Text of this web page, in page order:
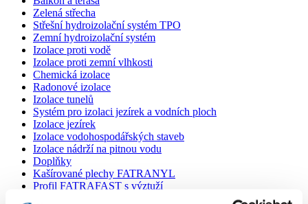
Zelená střecha
Střešní hydroizolační systém TPO
Zemní hydroizolační systém
Izolace proti vodě
Izolace proti zemní vlhkosti
Chemická izolace
Radonové izolace
Izolace tunelů
Systém pro izolaci jezírek a vodních ploch
Izolace jezírek
Izolace vodohospodářských staveb
Izolace nádrží na pitnou vodu
Doplňky
Kašírované plechy FATRANYL
Profil FATRAFAST s výztuží